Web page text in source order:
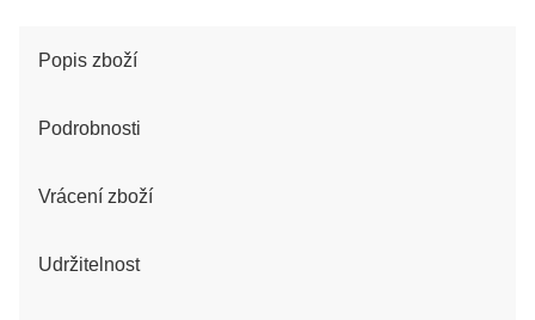
Popis zboží
Podrobnosti
Vrácení zboží
Udržitelnost